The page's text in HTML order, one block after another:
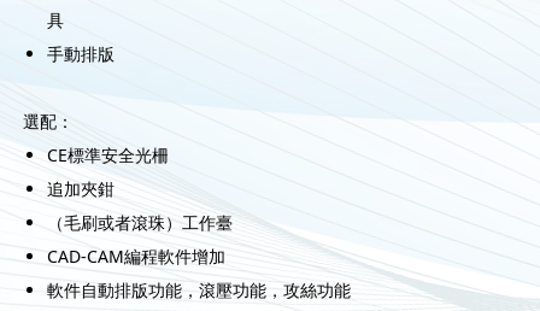
具
手動排版
選配：
CE標準安全光柵
追加夾鉗
（毛刷或者滾珠）工作臺
CAD-CAM編程軟件增加
軟件自動排版功能，滾壓功能，攻絲功能